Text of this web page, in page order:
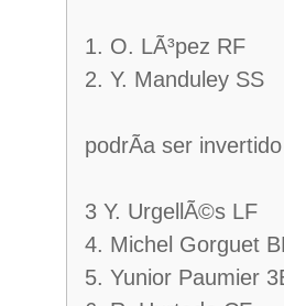
1. O. LÃ³pez RF
2. Y. Manduley SS
podrÃ­a ser
3 Y. UrgellÃ©s LF
4. Michel Gorguet
5. Yunior Paumier